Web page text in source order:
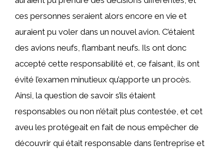
ces personnes seraient alors encore en vie et
auraient pu voler dans un nouvel avion. C’étaient
des avions neufs, flambant neufs. Ils ont donc
accepté cette responsabilité et, ce faisant, ils ont
évité l’examen minutieux qu’apporte un procès.
Ainsi, la question de savoir s’ils étaient
responsables ou non n’était plus contestée, et cet
aveu les protégeait en fait de nous empêcher de
découvrir qui était responsable dans l’entreprise et